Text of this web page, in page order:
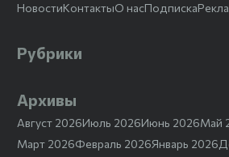
НовостиКонтактыО насПодписка
Рубрики
Архивы
Август 2026Июль 2026Июнь 2026Май
Март 2026Февраль 2026Январь 2026